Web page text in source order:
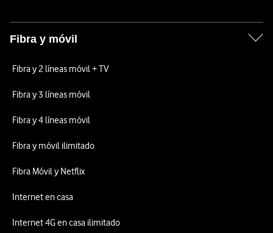
Fibra y móvil
Fibra y 2 líneas móvil + TV
Fibra y 3 líneas móvil
Fibra y 4 líneas móvil
Fibra y móvil ilimitado
Fibra Móvil y Netflix
Internet en casa
Internet 4G en casa ilimitado